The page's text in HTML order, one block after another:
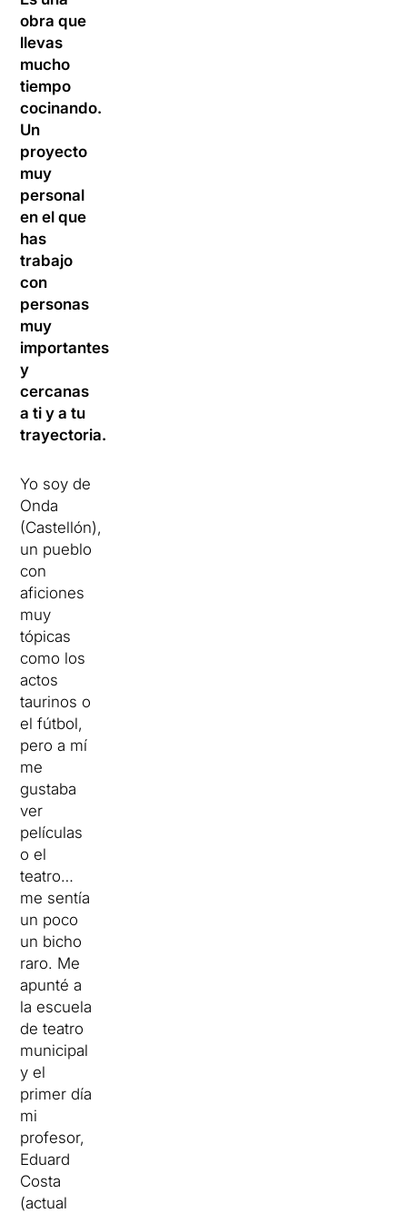
obra que
llevas
mucho
tiempo
cocinando.
Un
proyecto
muy
personal
en el que
has
trabajo
con
personas
muy
importantes
y
cercanas
a ti y a tu
trayectoria.
Yo soy de
Onda
(Castellón),
un pueblo
con
aficiones
muy
tópicas
como los
actos
taurinos o
el fútbol,
pero a mí
me
gustaba
ver
películas
o el
teatro…
me sentía
un poco
un bicho
raro. Me
apunté a
la escuela
de teatro
municipal
y el
primer día
mi
profesor,
Eduard
Costa
(actual